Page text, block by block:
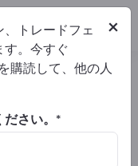
サプライヤ
メーカー3
代理店
×
トレードフェ
す。今すぐ
購読して、他の人
さい。